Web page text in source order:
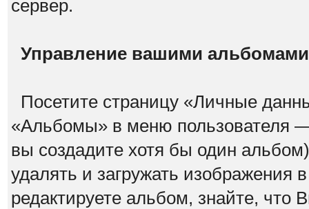
сервер.
Управление вашими альбомами
Посетите страницу «Личные
«Альбомы» в меню пользователя —
вы создадите хотя бы один
удалять и загружать изображения
редактируете альбом, знайте,